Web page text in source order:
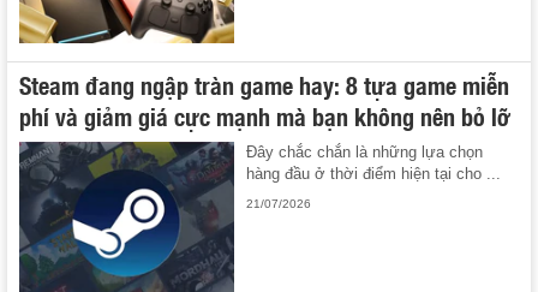
Steam đang ngập tràn game hay: 8 tựa game miễn
phí và giảm giá cực mạnh mà bạn không nên bỏ lỡ
Đây chắc chắn là những lựa chọn
hàng đầu ở thời điểm hiện tại cho ...
21/07/2026